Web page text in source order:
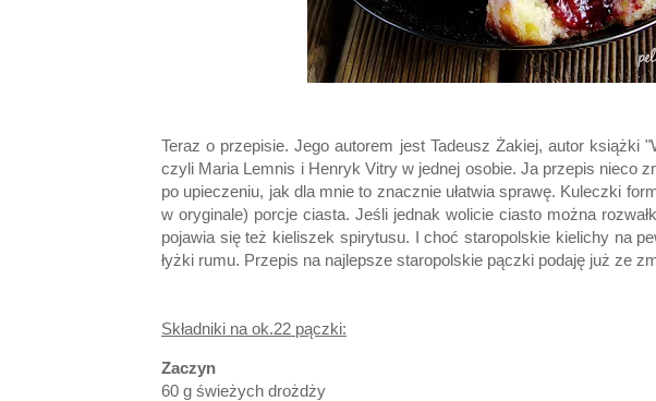
Teraz o przepisie. Jego autorem jest Tadeusz Żakiej, autor książki
czyli Maria Lemnis i Henryk Vitry w jednej osobie. Ja przepis nieco
po upieczeniu, jak dla mnie to znacznie ułatwia sprawę. Kuleczki
w oryginale) porcje ciasta. Jeśli jednak wolicie ciasto można
pojawia się też kieliszek spirytusu. I choć staropolskie kielichy na
łyżki rumu. Przepis na najlepsze staropolskie pączki podaję już ze
Składniki na ok.22 pączki:
Zaczyn
60 g świeżych drożdży